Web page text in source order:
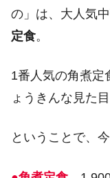
の」は、大人気中
定食。
1番人気の角煮定
ょうきんな見た目
ということで、